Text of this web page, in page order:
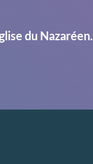
du Nazaréen.